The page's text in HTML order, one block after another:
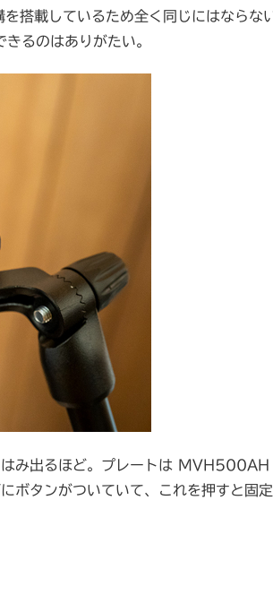
搭載しているため全く同じにはならな
るのはありがたい。
はみ出るほど。プレートは MVH500AH
ボタンがついていて、これを押すと固